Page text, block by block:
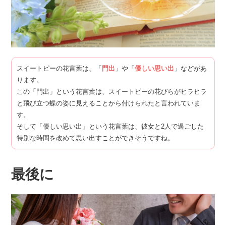
スイートピーの花言葉は、「 門出 」や「優しい思い出 」などがあ
ります。
この「門出」という花言葉は、スイートピーの花びらがヒラヒラ
と飛び立つ蝶の姿に見えることから付けられたと言われていま
す。
そして「優しい思い出」という花言葉は、彼女と2人で過ごした
特別な時間を改めて思い出すことができそうですね。
最後に